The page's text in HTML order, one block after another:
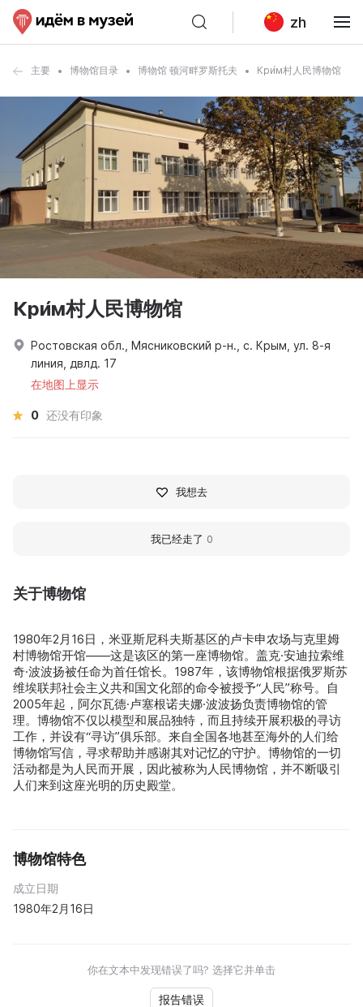
zh
主要 博物馆目录 博物馆 顿河畔罗斯托夫 Кри́м村人民博物馆
关于博物馆
1980年2月16日，米亚斯尼科夫斯基区的卢卡申农场与克里姆
村博物馆开馆——这是该区的第一座博物馆。盖克·安迪拉索维
奇·波波扬被任命为首任馆长。1987年，该博物馆根据俄罗斯苏
维埃联邦社会主义共和国文化部的命令被授予“人民”称号。自
2005年起，阿尔瓦德·卢塞根诺夫娜·波波扬负责博物馆的管
理。博物馆不仅以模型和展品独特，而且持续开展积极的寻访
工作，并设有“寻访”俱乐部。来自全国各地甚至海外的人们给
博物馆写信，寻求帮助并感谢其对记忆的守护。博物馆的一切
活动都是为人民而开展，因此被称为人民博物馆，并不断吸引
人们来到这座光明的历史殿堂。
博物馆特色
成立日期
1980年2月16日
你在文本中发现错误了吗? 选择它并单击
报告错误
Кри́м村人民博物馆
Ростовская обл., Мясниковский р-н., с. Крым, ул. 8-я
линия, двлд. 17
在地图上显示
0 还没有印象
我想去
我已经走了 0